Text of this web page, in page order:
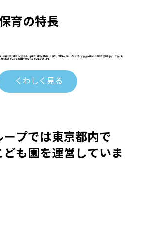
育の特長
』を受け継ぐ保育士の愛あふれる中で、保育の原点に立ち返った園児一人ひとりを大切にするきめ細やかな保育を実践します。さらに乳
紀を担う心身ともに健やかな子どもを育んでいます。
くわしく見る
プでは東京都内で
も園を運営していま